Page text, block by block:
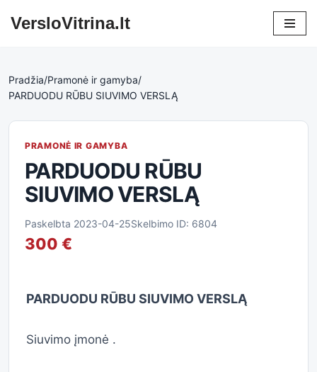
VersloVitrina.lt
Pradžia/Pramonė ir gamyba/
PARDUODU RŪBU SIUVIMO VERSLĄ
PRAMONĖ IR GAMYBA
PARDUODU RŪBU
SIUVIMO VERSLĄ
Paskelbta 2023-04-25Skelbimo ID: 6804
300 €
PARDUODU RŪBU SIUVIMO VERSLĄ
Siuvimo įmonė .